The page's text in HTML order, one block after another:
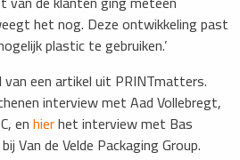
het nog. Deze ontwikkeling past
plastic te gebruiken.’
een artikel uit PRINTmatters.
interview met Aad Vollebregt,
enhierhet interview met Bas
Van de Velde Packaging Group.